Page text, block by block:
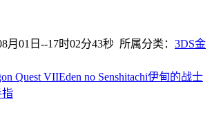
月01日--17时02分43秒 所属分类： 3DS金
Quest VIIEden no Senshitachi伊甸的战士
指